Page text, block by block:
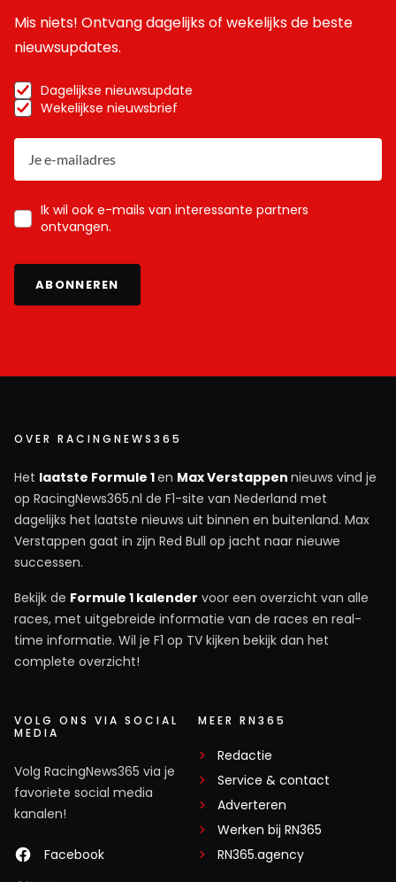
Mis niets! Ontvang dagelijks of wekelijks de beste
nieuwsupdates.
Dagelijkse nieuwsupdate
Wekelijkse nieuwsbrief
Ik wil ook e-mails van interessante partners
ontvangen.
ABONNEREN
OVER RACINGNEWS365
Het laatste Formule 1en Max Verstappen nieuws vind je
op RacingNews365.nl de F1-site van Nederland met
dagelijks het laatste nieuws uit binnen en buitenland. Max
Verstappen gaat in zijn Red Bull op jacht naar nieuwe
successen.
Bekijk de Formule 1 kalender voor een overzicht van alle
races, met uitgebreide informatie van de races en real-
time informatie. Wil je F1 op TV kijken bekijk dan het
complete overzicht!
VOLG ONS VIA SOCIAL
MEDIA
Volg RacingNews365 via je
favoriete social media
kanalen!
Facebook
MEER RN365
Redactie
Service & contact
Adverteren
Werken bij RN365
RN365.agency